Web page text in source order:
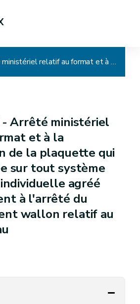
Arrêté ministériel relatif au format et à la présentation de la plaquette qui sera apposée sur tout système d'épuration individuelle agréé conformément à l'arrêté du Gouvernement wallon relatif au Code de l'Eau
-Arrêté ministériel
et à la
de la plaquette qui
sur tout système
agréé
à l'arrêté du
wallon relatif au